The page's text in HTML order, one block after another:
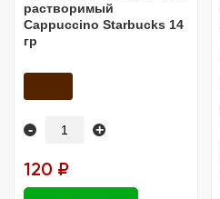
растворимый
Сappuccino Starbucks 14
гр
- +
120 ₽